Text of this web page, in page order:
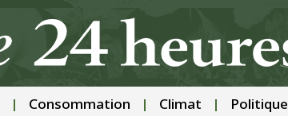
Consommation Climat Politique